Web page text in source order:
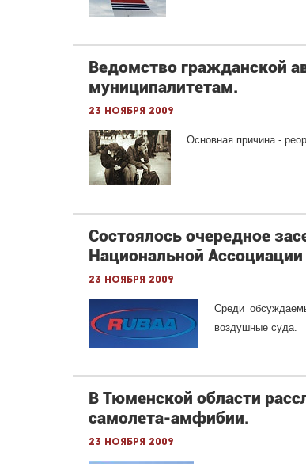
Ведомство гражданской
муниципалитетам.
23 ноября 2009
Основная причина -
Состоялось очередное
Национальной
23 ноября 2009
Среди
воздушные суда.
В Тюменской области
самолета-амфибии.
23 ноября 2009